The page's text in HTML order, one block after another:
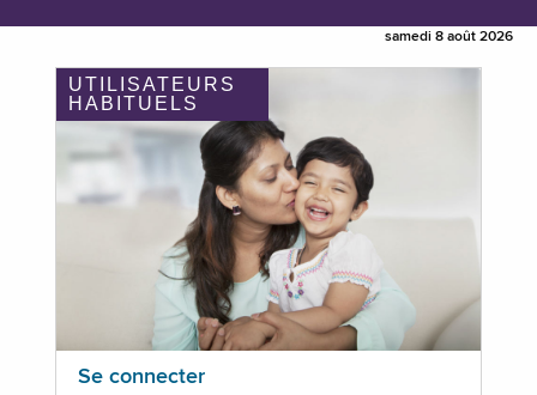
samedi 8 août 2026
UTILISATEURS
HABITUELS
Se connecter